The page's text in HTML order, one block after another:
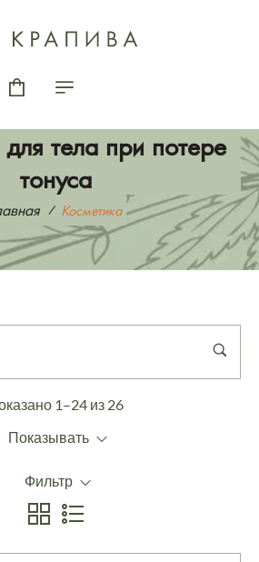
тела при потере
тонуса
Косметика
1–24 из 26
Показывать
Фильтр